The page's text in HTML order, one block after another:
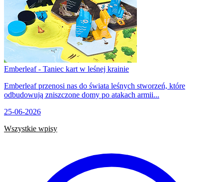
Emberleaf - Taniec kart w leśnej krainie
Emberleaf przenosi nas do świata leśnych stworzeń, które
odbudowują zniszczone domy po atakach armii...
25-06-2026
Wszystkie wpisy